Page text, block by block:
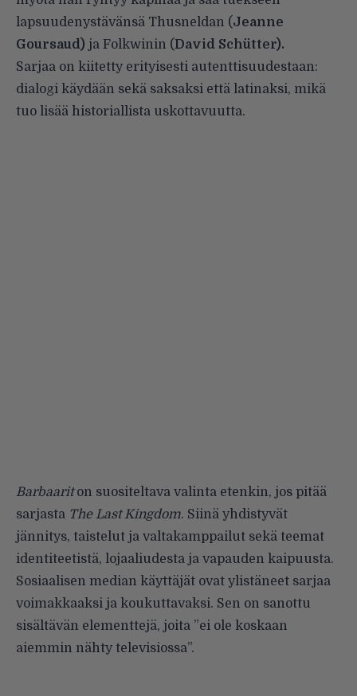
lapsuudenystävänsä Thusneldan (Jeanne
Goursaud) ja Folkwinin (David Schütter).
Sarjaa on kiitetty erityisesti autenttisuudestaan:
dialogi käydään sekä saksaksi että latinaksi, mikä
tuo lisää historiallista uskottavuutta.
Barbaariton suositeltava valinta etenkin, jos pitää
sarjasta The Last Kingdom. Siinä yhdistyvät
jännitys, taistelut ja valtakamppailut sekä teemat
identiteetistä, lojaaliudesta ja vapauden kaipuusta.
Sosiaalisen median käyttäjät ovat ylistäneet sarjaa
voimakkaaksi ja koukuttavaksi. Sen on sanottu
sisältävän elementtejä, joita ”ei ole koskaan
aiemmin nähty televisiossa”.